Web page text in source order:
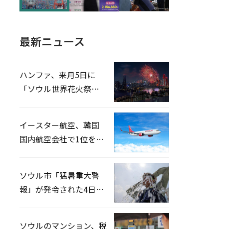
最新ニュース
ハンファ、来月5日に
「ソウル世界花火祭り
イースター航空、韓国
国内航空会社で1位を記
ソウル市「猛暑重大警
報」が発令された4日、
ソウルのマンション、税